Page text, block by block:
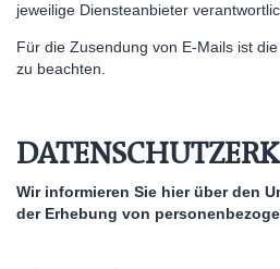
jeweilige Diensteanbieter
Für die Zusendung von E-Mails ist
zu beachten.
Wir informieren Sie hier über den
der Erhebung von